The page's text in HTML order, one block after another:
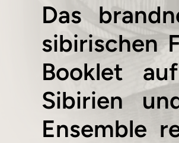
Das
sibirischen
Booklet
Sibirien
Ensemble